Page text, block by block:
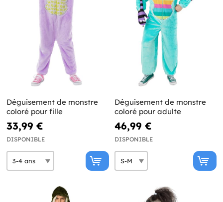
Déguisement de monstre
coloré pour fille
33,99 €
DISPONIBLE
Déguisement de monstre
coloré pour adulte
46,99 €
DISPONIBLE